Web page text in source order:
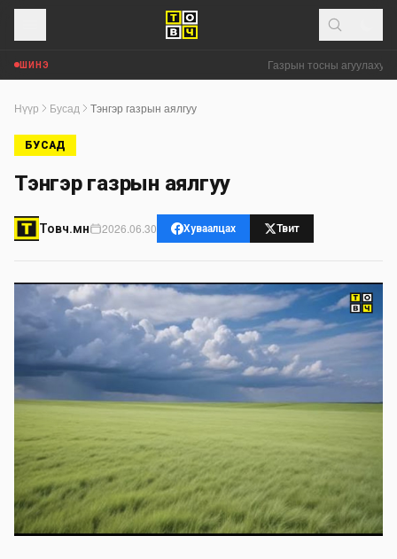
ШИНЭ Газрын тосны
Нүүр Бусад Тэнгэр газрын аялгуу
БУСАД
Тэнгэр газрын аялгуу
Товч.мн 2026.06.30 Хуваалцах Твит